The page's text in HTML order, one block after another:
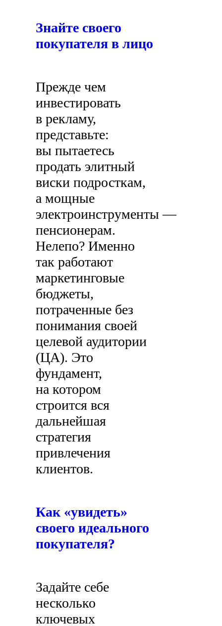
Знайте своего
покупателя в лицо
Прежде чем
инвестировать
в рекламу,
представьте:
вы пытаетесь
продать элитный
виски подросткам,
а мощные
электроинструменты —
пенсионерам.
Нелепо? Именно
так работают
маркетинговые
бюджеты,
потраченные без
понимания своей
целевой аудитории
(ЦА). Это
фундамент,
на котором
строится вся
дальнейшая
стратегия
привлечения
клиентов.
Как «увидеть»
своего идеального
покупателя?
Задайте себе
несколько
ключевых